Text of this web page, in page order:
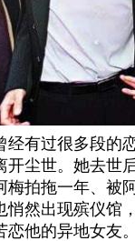
经有过很多段的
开尘世。她去世
梅拍拖一年、被
悄然出现殡仪馆
恋他的异地女友